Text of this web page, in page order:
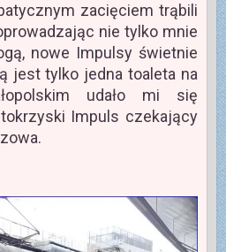
zacięciem trąbili
nie tylko mnie
nowe Impulsy świetnie
jest tylko jedna toaleta na
udało mi się
Impuls czekający